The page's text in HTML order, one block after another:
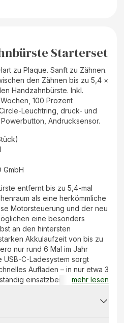
Starterset
zu Plaque. Sanft zu Zähnen.
den Zähnen bis zu 5,4 ×
Handzahnbürste. Inkl.
100 Prozent
Leuchtring, druck- und
Andrucksensor.
GmbH
entfernt bis zu 5,4-mal
als eine herkömmliche
Motorsteuerung und der neu
eine besonders
an den hintersten
Akkulaufzeit von bis zu
nur rund 6 Mal im Jahr
USB-C-Ladesystem sorgt
Aufladen – in nur etwa 3
einsatzbereit. Das
Circle-Leuchtring sorgt mit
mehr lesen